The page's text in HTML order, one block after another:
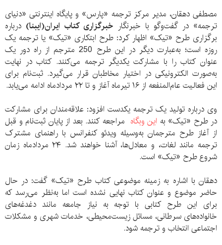
مصطفی دهقان، مدیر مرکز ترجمه «پارس» و پایگاه اینترنتی «دنیای
ترجمه» در گفت‌وگو با خبرنگار خبرگزاری کتاب ایران(ایبنا) درباره
برگزاری طرح «تیک» اظهار کرد: طرح ابتکاری «تیک» یا ترجمه یک
روزه است؛ به‌عبارت دیگر در این طرح 250 مترجم از راه دور یک
عنوان کتاب را با مشارکت یکدیگر ترجمه می‌کنند. کتاب در نهایت
به‌صورت الکترونیکی در اختیار مخاطبان قرار می‌گیرد. ثبت‌نام برای
این فعالیت عا‌م‌المنفعه از ۱۶ تیر‌ماه آغاز و تا ۲۲ مرداد‌ماه ادامه می‌یابد.
وی درباره تولید یک ترجمه یکدست افزود: علاقه‌مندان برای مشارکت
در طرح «تیک» به این وبگاه مراجعه کنند. بعد از پایان ثبت‌نام و قبل
از آغاز طرح مترجمان به‌وسیله ویدئو کنفرانس با راهنمای مشترک
ترجمه مانند لغات، و معادل‌‌ها، آشنا خواهند شد. ۲۴ مرداد‌ماه زمان
شروع طرح «تیک» ‌است.
دهقان با اشاره به زمینه موضوعی کتاب طرح «تیک» گفت: در حال
حاضر موضوع و عنوان کتاب نهایی نشده است اما به‌نظر می‌رسد که
برای این طرح کتابی با توجه به نیاز جامعه مانند دغدغه‌های
خانواده‌های سرطانی،‌ مسائل زیست‌محیطی، خدمات شهری و مشکلات
اجتماعی انتخاب و ترجمه شود.